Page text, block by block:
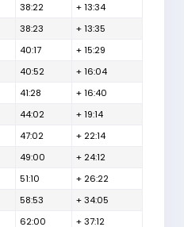
38:22
+ 13:34
38:23
+ 13:35
40:17
+ 15:29
40:52
+ 16:04
41:28
+ 16:40
44:02
+ 19:14
47:02
+ 22:14
49:00
+ 24:12
51:10
+ 26:22
58:53
+ 34:05
62:00 + 37:12